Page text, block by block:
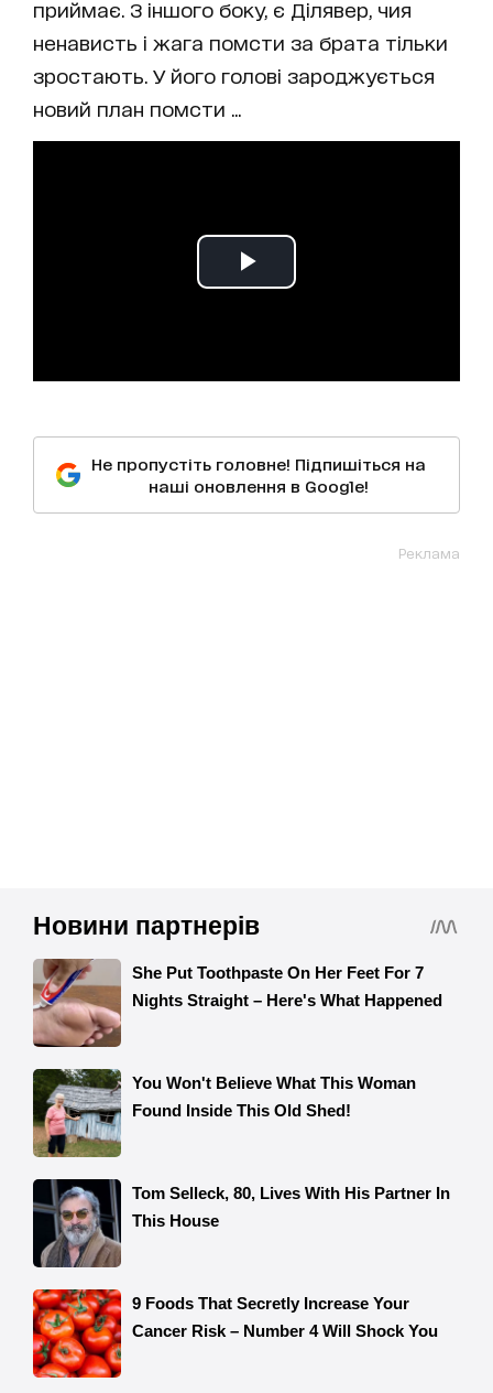
приймає. З іншого боку, є Ділявер, чия
ненависть і жага помсти за брата тільки
зростають. У його голові зароджується
новий план помсти ...
Не пропустіть головне! Підпишіться на
наші оновлення в Google!
Реклама